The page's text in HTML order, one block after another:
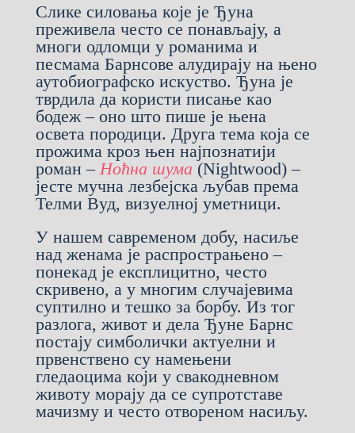
Слике силовања које је Ђуна
преживела често се понављају, а
многи одломци у романима и
песмама Барнсове алудирају на њено
аутобиографско искуство. Ђуна је
тврдила да користи писање као
бодеж – оно што пише је њена
освета породици. Друга тема која се
прожима кроз њен најпознатији
роман – Ноћна шума (Nightwood) –
јесте мучна лезбејска љубав према
Телми Вуд, визуелној уметници.
У нашем савременом добу, насиље
над женама је распрострањено –
понекад је експлицитно, често
скривено, а у многим случајевима
суптилно и тешко за борбу. Из тог
разлога, живот и дела Ђуне Барнс
постају симболички актуелни и
првенствено су намењени
гледаоцима који у свакодневном
животу морају да се супротставе
мачизму и често отвореном насиљу.